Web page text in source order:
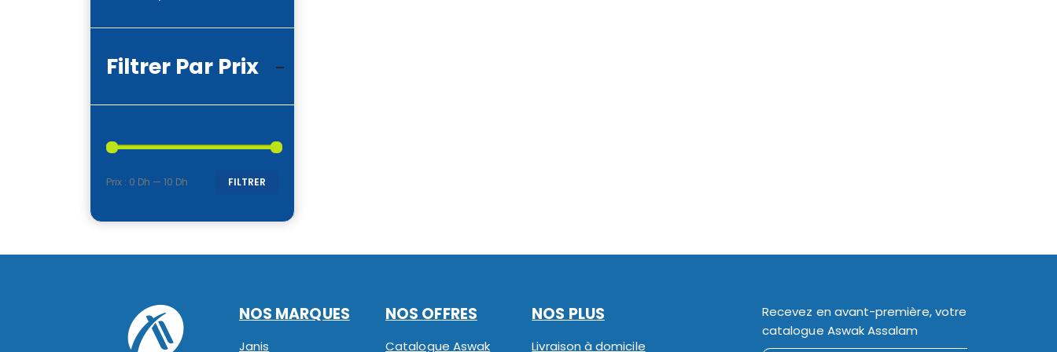
Filtrer Par Prix
FILTRER
Prix : 0 Dh — 10 Dh
NOS MARQUES
Janis
NOS OFFRES
Catalogue Aswak
NOS PLUS
Livraison à domicile
Recevez en avant-première, votre
catalogue Aswak Assalam